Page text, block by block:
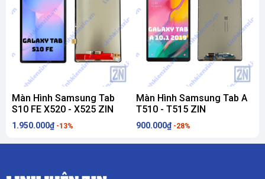
Màn Hình Samsung Tab
S10 FE X520 - X525 ZIN
1.950.000₫ -13%
Màn Hình Samsung Tab A
T510 - T515 ZIN
900.000₫ -28%